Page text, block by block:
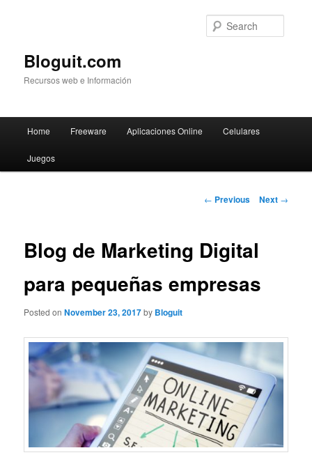
Bloguit.com
Recursos web e Información
Skip
to
Home Freeware Aplicaciones Online Celulares
Juegos
Post
← Previous Next →
Blog de Marketing Digital
para pequeñas empresas
Posted onNovember 23, 2017by Bloguit